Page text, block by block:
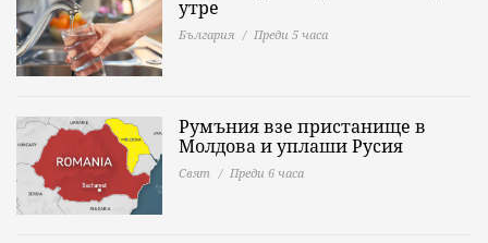
утре
България Преди 5 часа
Румъния взе пристанище в
Молдова и уплаши Русия
Свят Преди 6 часа